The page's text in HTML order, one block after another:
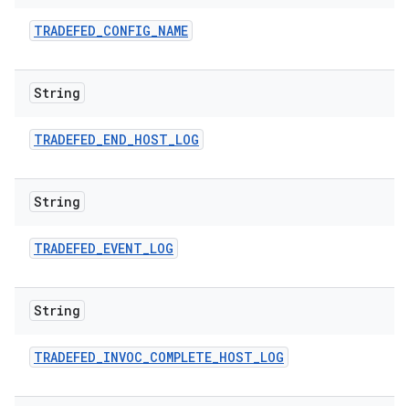
TRADEFED_CONFIG_NAME
String
TRADEFED_END_HOST_LOG
String
TRADEFED_EVENT_LOG
String
TRADEFED_INVOC_COMPLETE_HOST_LOG